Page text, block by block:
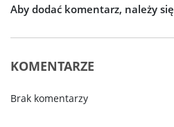
Aby dodać komentarz, należy się
KOMENTARZE
Brak komentarzy